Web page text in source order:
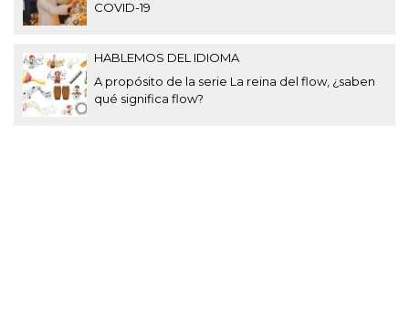
COVID-19
HABLEMOS DEL IDIOMA
A propósito de la serie La reina del flow, ¿saben
qué significa flow?